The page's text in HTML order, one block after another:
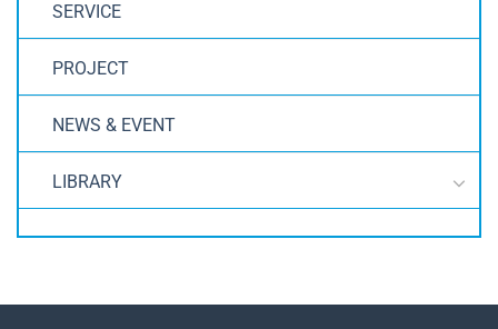
SERVICE
PROJECT
NEWS & EVENT
LIBRARY